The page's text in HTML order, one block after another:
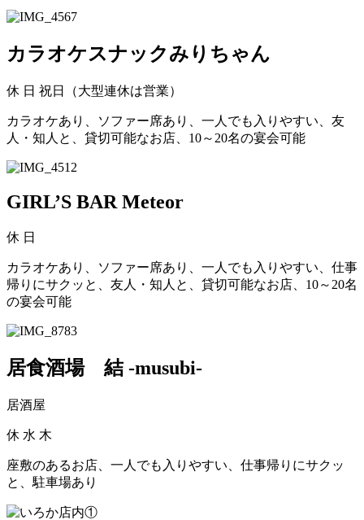
カラオケスナックみりちゃん
休 日 祝日（大型連休は営業）
カラオケあり、ソファー席あり、一人でも入りやすい、友
人・知人と、貸切可能なお店、10～20名の宴会可能
GIRL’S BAR Meteor
休 日
カラオケあり、ソファー席あり、一人でも入りやすい、仕事
帰りにサクッと、友人・知人と、貸切可能なお店、10～20名
の宴会可能
居食酒場 結 -musubi-
居酒屋
休 水 木
座敷のあるお店、一人でも入りやすい、仕事帰りにサクッ
と、駐車場あり